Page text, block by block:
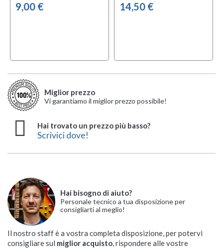
9,00 € 14,50 €
Miglior prezzo
Vi garantiamo il miglior prezzo possibile!
Hai trovato un prezzo più basso?
Scrivici dove!
Hai bisogno di aiuto?
Personale tecnico a tua disposizione per
consigliarti al meglio!
Il nostro staff è a vostra completa disposizione, per potervi
consigliare sul miglior acquisto, rispondere alle vostre